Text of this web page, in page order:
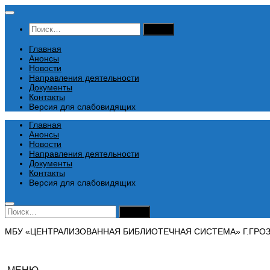
Перейти
содержимому
Найти:
Главная
Анонсы
Новости
Направления деятельности
Документы
Контакты
Версия для слабовидящих
Главная
Анонсы
Новости
Направления деятельности
Документы
Контакты
Версия для слабовидящих
Найти:
МБУ «ЦЕНТРАЛИЗОВАННАЯ БИБЛИОТЕЧНАЯ СИСТЕМА»